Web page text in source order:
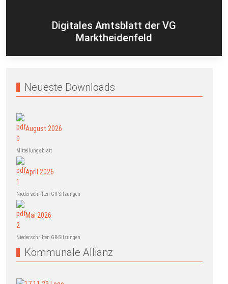
Digitales Amtsblatt der VG
Marktheidenfeld
Neueste Downloads
August 2026
Mitteilungsblatt
April 2026
Niederschriften GR-Sitzungen
Mai 2026
Niederschriften GR-Sitzungen
Kommunale Allianz